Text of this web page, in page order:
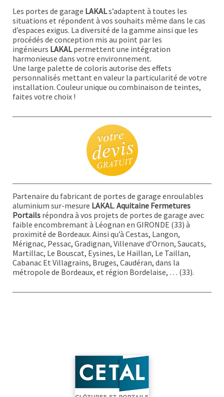
Les portes de garage LAKALs’adaptent à toutes les
situations et répondent à vos souhaits même dans le cas
d’espaces exigus. La diversité de la gamme ainsi que les
procédés de conception mis au point par les
ingénieurs LAKALpermettent une intégration
harmonieuse dans votre environnement.
Une large palette de coloris autorise des effets
personnalisés mettant en valeur la particularité de votre
installation. Couleur unique ou combinaison de teintes,
faites votre choix !
Partenaire du fabricant de portes de garage enroulables
aluminium sur-mesure LAKAL. Aquitaine Fermetures
Portails répondra à vos projets de portes de garage avec
faible encombremant à Léognan en GIRONDE (33) à
proximité de Bordeaux. Ainsi qu’à Cestas, Langon,
Mérignac, Pessac, Gradignan, Villenave d’Ornon, Saucats,
Martillac, Le Bouscat, Eysines, Le Haillan, Le Taillan,
Cabanac Et Villagrains, Bruges, Caudéran, dans la
métropole de Bordeaux, et région Bordelaise, … (33).